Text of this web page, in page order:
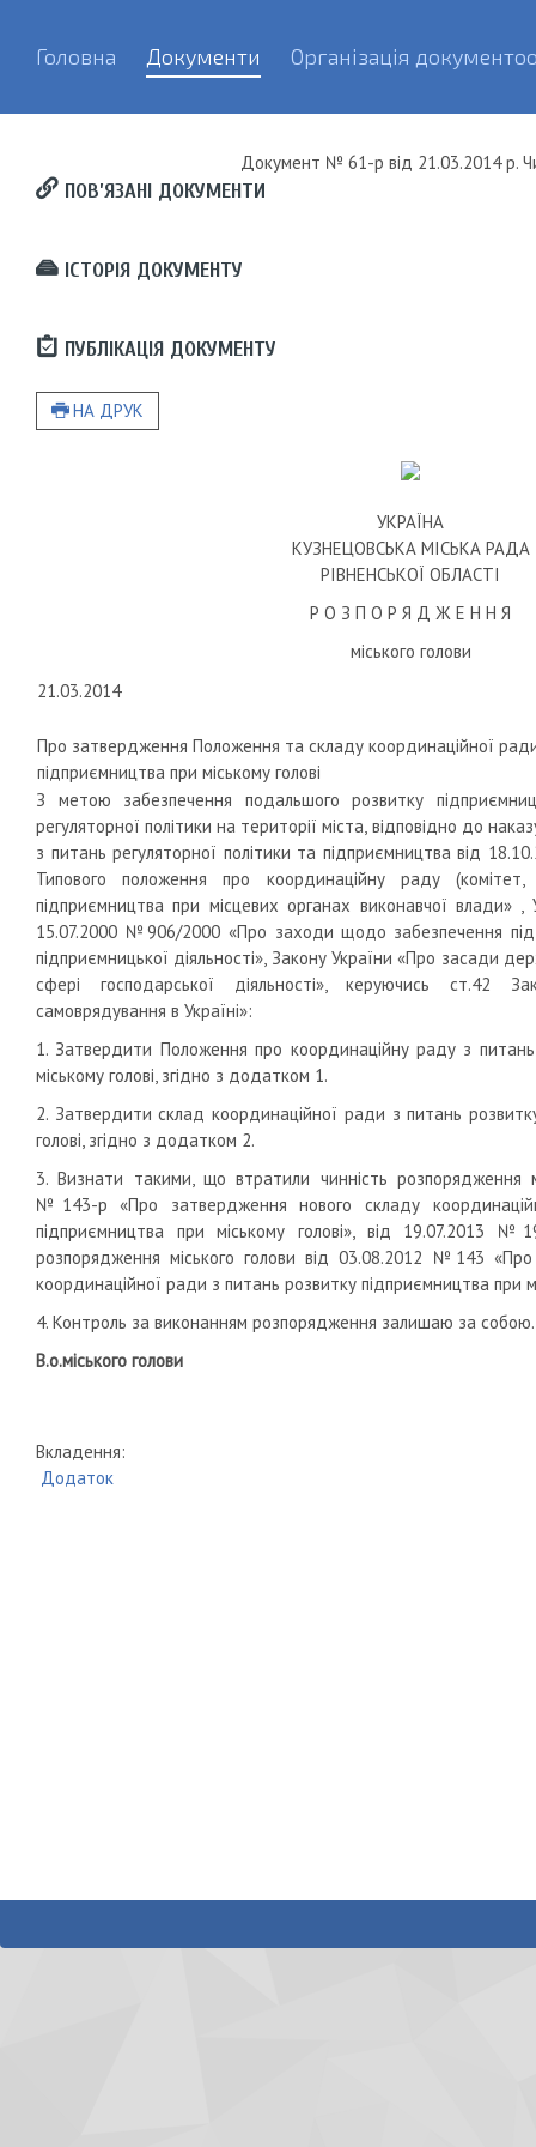
Головна Документи Організація
Документ № 61-р від 21.03.2014 р.
ПОВ’ЯЗАНІ ДОКУМЕНТИ
ІСТОРІЯ ДОКУМЕНТУ
ПУБЛІКАЦІЯ ДОКУМЕНТУ
НА ДРУК
УКРАЇНА
КУЗНЕЦОВСЬКА МІСЬКА РАДА
РІВНЕНСЬКОЇ ОБЛАСТІ
Р О З П О Р Я Д Ж Е Н Н Я
міського голови
21.03.2014
Про затвердження Положення та складу координаційної
підприємництва при міському голові
З метою забезпечення подальшого розвитку
регуляторної політики на території міста, відповідно до
з питань регуляторної політики та підприємництва від
Типового положення про координаційну раду
підприємництва при місцевих органах виконавчої влади»
15.07.2000 №906/2000 «Про заходи щодо забезпечення
підприємницької діяльності», Закону України «Про засади
сфері господарської діяльності», керуючись ст.42
самоврядування в Україні»:
1. Затвердити Положення про координаційну раду з
міському голові, згідно з додатком 1.
2. Затвердити склад координаційної ради з питань
голові, згідно з додатком 2.
3. Визнати такими, що втратили чинність розпорядження
№143-р «Про затвердження нового складу
підприємництва при міському голові», від 19.07.2013
розпорядження міського голови від 03.08.2012 №143
координаційної ради з питань розвитку підприємництва при
4. Контроль за виконанням розпорядження залишаю за собою.
В.о.міського голови
Вкладення:
Додаток